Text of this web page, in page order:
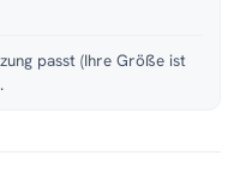
passt (Ihre Größe ist